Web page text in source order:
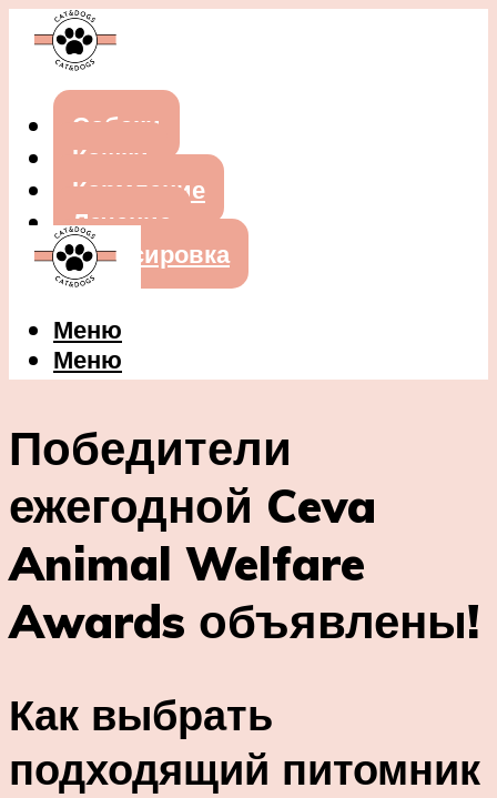
Собаки
Кошки
Кормление
Лечение
Дрессировка
Меню
Меню
Победители
ежегодной Ceva
Animal Welfare
Awards объявлены!
Как выбрать
подходящий питомник